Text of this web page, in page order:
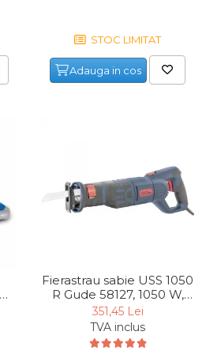
STOC LIMITAT
Adauga in cos
Fierastrau sabie USS 1050
R Gude 58127, 1050 W,
800-2700 rpm
351,45 Lei
TVA inclus